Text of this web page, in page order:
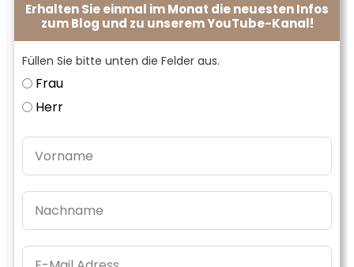
Erhalten Sie einmal im Monat die neuesten Infos
zum Blog und zu unserem YouTube-Kanal!
Füllen Sie bitte unten die Felder aus.
Frau
Herr